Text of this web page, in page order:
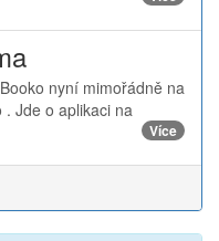
nyní mimořádně na
Jde o aplikaci na
Více